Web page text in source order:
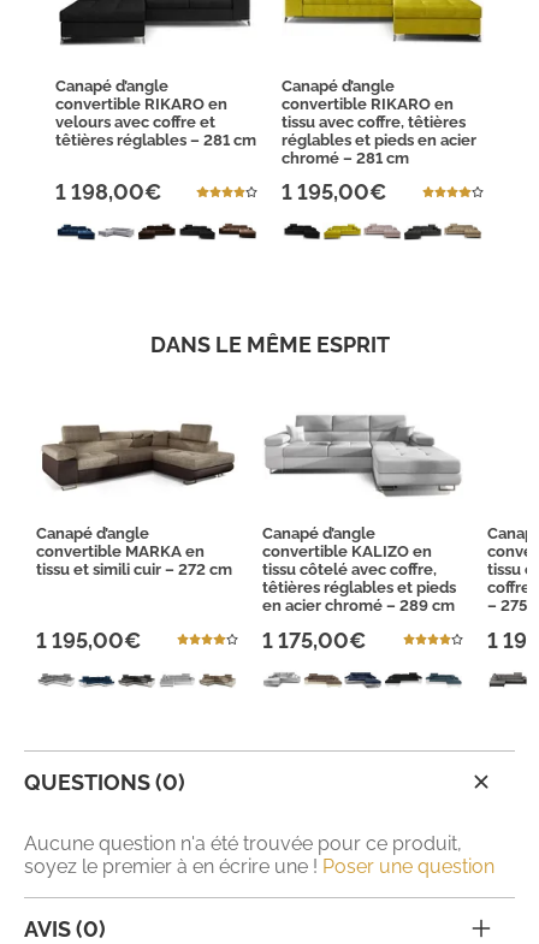
Canapé d’angle
convertible RIKARO en
velours avec coffre et
têtières réglables – 281 cm
1 198,00€
Canapé d’angle
convertible RIKARO en
tissu avec coffre, têtières
réglables et pieds en acier
chromé – 281 cm
1 195,00€
DANS LE MÊME ESPRIT
Canapé d’angle
convertible MARKA en
tissu et simili cuir – 272 cm
1 195,00€
Canapé d’angle
convertible KALIZO en
tissu côtelé avec coffre,
têtières réglables et pieds
en acier chromé – 289 cm
1 175,00€
tissu
coffre
– 275
1
QUESTIONS (0)
Aucune question n'a été trouvée pour ce produit,
soyez le premier à en écrire une ! Poser une question
AVIS (0)